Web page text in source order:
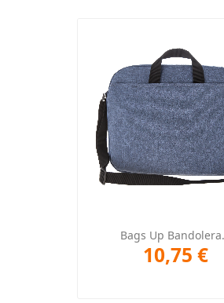
Bags Up
10,75 €